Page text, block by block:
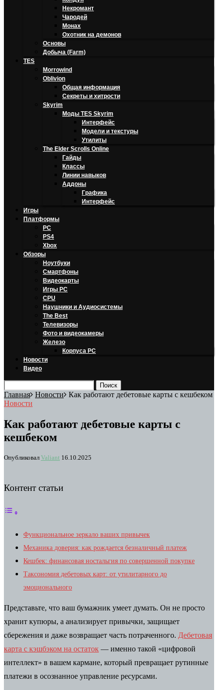
Некромант
Чародей
Монах
Охотник на демонов
Основы
Добыча (Farm)
TES
Morrowind
Oblivion
Общая информация
Секреты и хитрости
Skyrim
Моды TES Skyrim
Интерфейс
Модели и текстуры
Утилиты
The Elder Scrolls Online
Гайды
Классы
Линии навыков
Аддоны
Графика
Интерфейс
Игры
Платформы
PC
PS4
Xbox
Обзоры
Ноутбуки
Смартфоны
Видеокарты
Игры PC
CPU
Наушники и Аудиосистемы
The Best
Телевизоры
Фото и видеокамеры
Железо
Корпуса PC
Новости
Видео
Главная Новости
Как работают дебетовые карты с кешбеком
Новости
Как работают дебетовые карты с
кешбеком
Опубликовал Valiant 16.10.2025
Контент статьи
Функциональное зеркало ваших привычек
Механика доверия: как рождается безналичный платеж
Кешбек: финансовая ностальгия по совершенной покупке
Таксономия дебетовых карт: от утилитарного до
эмоционального
Представьте, что ваш бумажник умеет думать. Он не просто
хранит купюры, а анализирует привычки, защищает
сбережения и даже возвращает часть потраченного. Дебетовая
карта с кэшбэком на остаток — именно такой «цифровой
интеллект» в вашем кармане, который превращает рутинные
платежи в осознанное управление ресурсами.